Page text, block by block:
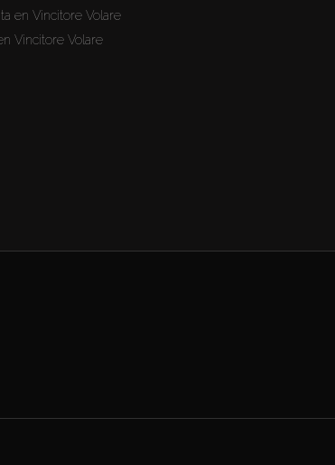
en Vincitore Volare
Vincitore Volare